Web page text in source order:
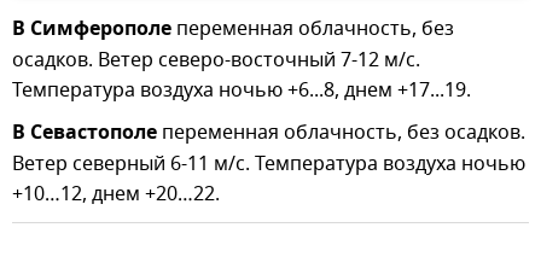
В Симферополе переменная облачность, без
осадков. Ветер северо-восточный 7-12 м/с.
Температура воздуха ночью +6...8, днем +17...19.
В Севастополе переменная облачность, без осадков.
Ветер северный 6-11 м/с. Температура воздуха ночью
+10…12, днем +20…22.